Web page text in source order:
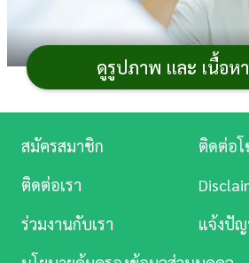
หนุ่ม ๆ ทั้งหลายก็อยากมีทรงผ
ทรงตลอดวัน ดังนั้น
มูสใส่ผมผู้ชาย จึง
เพิ่มความเงางามให้กับเส้นผมอีกด้ว
ผมผู้ชายให้เลือกมากมาย ทำให้หลาย
ดูรูปภาพ และ เนื้อห
บันเทิง
ดู
Music
สมัครสมาชิก
ติดต่อ
ติดต่อเรา
ร่วมงานกับเรา
แจ้งปั